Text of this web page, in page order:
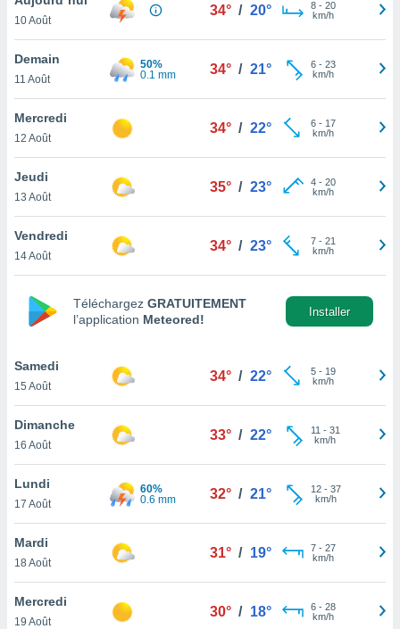
et
»,
au
vous
qu'ils
ou
le
ainsi
un
la
du
votre
à
en
le
10 Août
34° / 20° 8- 20
km/h
Demain
11 Août
50%
0.1 mm
34° / 21° 6- 23
km/h
Mercredi
12 Août
34° / 22° 6- 17
km/h
Jeudi
13 Août
35° / 23° 4- 20
km/h
Vendredi
14 Août
34° / 23° 7- 21
km/h
Téléchargez GRATUITEMENT
l’application Meteored!
Installer
Samedi
15 Août
34° / 22° 5- 19
km/h
Dimanche
16 Août
33° / 22° 11 - 31
km/h
Lundi
17 Août
60%
0.6 mm
32° / 21° 12- 37
km/h
Mardi
18 Août
31° / 19° 7- 27
km/h
Mercredi
19 Août
30° / 18° 6- 28
km/h